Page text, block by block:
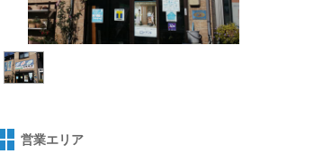
営業エリア